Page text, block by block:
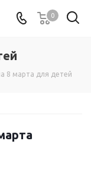
0
8 марта для детей